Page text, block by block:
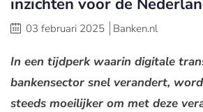
03 februari 2025 Banken.nl
In een tijdperk waarin digitale
bankensector snel verandert,
steeds moeilijker om met deze